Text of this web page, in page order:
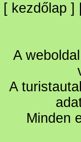
[ kezdőlap ]
A
A
Minden